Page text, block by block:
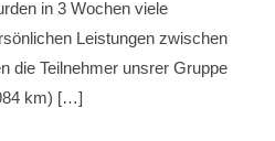
in 3 Wochen viele
Leistungen zwischen
die Teilnehmer unsrer Gruppe
km) […]